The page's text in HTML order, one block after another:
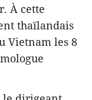
À cette
thaïlandais
Vietnam les 8